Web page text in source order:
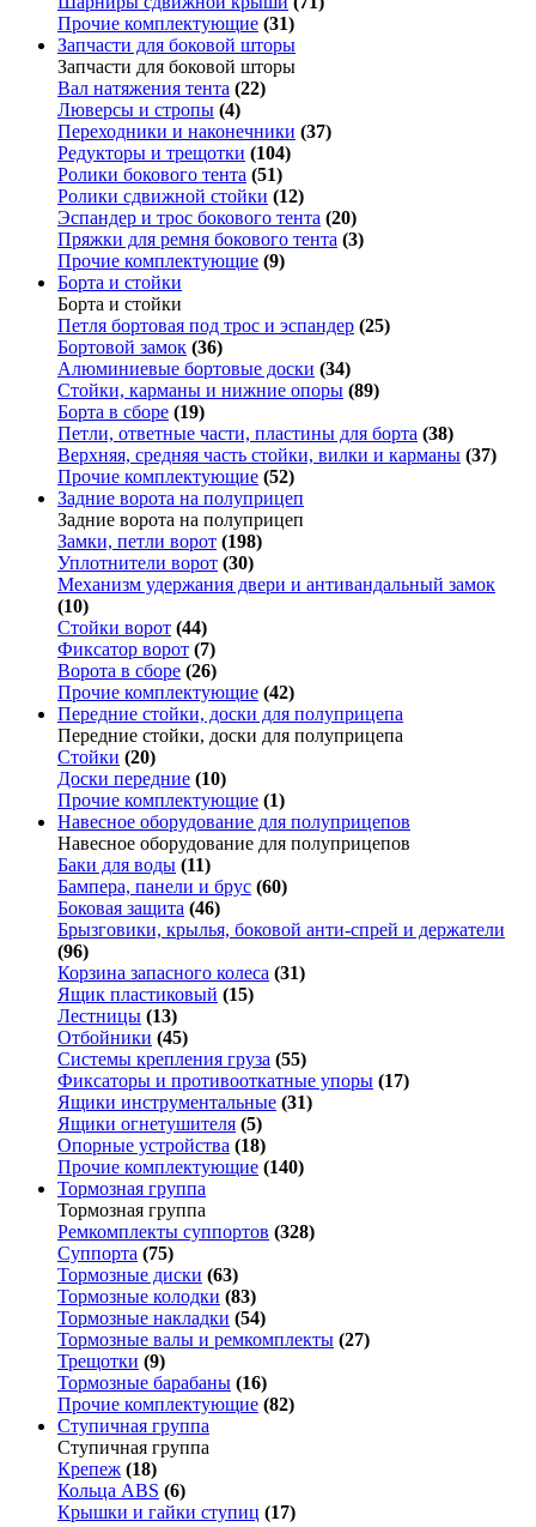
Прочие комплектующие (31)
Запчасти для боковой шторы
Запчасти для боковой шторы
Вал натяжения тента (22)
Люверсы и стропы (4)
Переходники и наконечники (37)
Редукторы и трещотки (104)
Ролики бокового тента (51)
Ролики сдвижной стойки (12)
Эспандер и трос бокового тента (20)
Пряжки для ремня бокового тента (3)
Прочие комплектующие (9)
Борта и стойки
Борта и стойки
Петля бортовая под трос и эспандер (25)
Бортовой замок (36)
Алюминиевые бортовые доски (34)
Стойки, карманы и нижние опоры (89)
Борта в сборе (19)
Петли, ответные части, пластины для борта (38)
Верхняя, средняя часть стойки, вилки и карманы (37)
Прочие комплектующие (52)
Задние ворота на полуприцеп
Задние ворота на полуприцеп
Замки, петли ворот (198)
Уплотнители ворот (30)
Механизм удержания двери и антивандальный замок
(10)
Стойки ворот (44)
Фиксатор ворот (7)
Ворота в сборе (26)
Прочие комплектующие (42)
Передние стойки, доски для полуприцепа
Передние стойки, доски для полуприцепа
Стойки (20)
Доски передние (10)
Прочие комплектующие (1)
Навесное оборудование для полуприцепов
Навесное оборудование для полуприцепов
Баки для воды (11)
Бампера, панели и брус (60)
Боковая защита (46)
Брызговики, крылья, боковой анти-спрей и держатели
(96)
Корзина запасного колеса (31)
Ящик пластиковый (15)
Лестницы (13)
Отбойники (45)
Системы крепления груза (55)
Фиксаторы и противооткатные упоры (17)
Ящики инструментальные (31)
Ящики огнетушителя (5)
Опорные устройства (18)
Прочие комплектующие (140)
Тормозная группа
Тормозная группа
Ремкомплекты суппортов (328)
Суппорта (75)
Тормозные диски (63)
Тормозные колодки (83)
Тормозные накладки (54)
Тормозные валы и ремкомплекты (27)
Трещотки (9)
Тормозные барабаны (16)
Прочие комплектующие (82)
Ступичная группа
Ступичная группа
Крепеж (18)
Кольца ABS (6)
Крышки и гайки ступиц (17)